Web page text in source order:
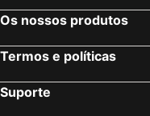
Os nossos produtos
Termos e políticas
Suporte